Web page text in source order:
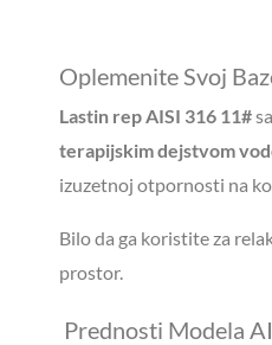
Oplemenite Svoj
Lastin rep AISI 316 11#
terapijskim dejstvom
izuzetnoj otpornosti na
Bilo da ga koristite za
prostor.
Prednosti Modela